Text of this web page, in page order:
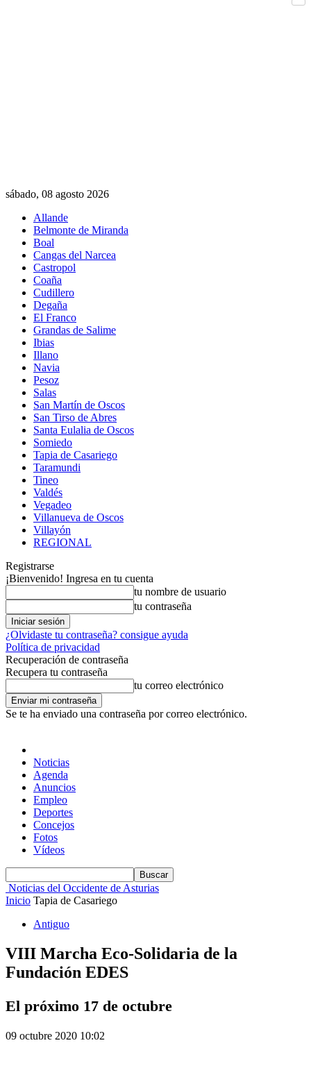
sábado, 08 agosto 2026
Allande
Belmonte de Miranda
Boal
Cangas del Narcea
Castropol
Coaña
Cudillero
Degaña
El Franco
Grandas de Salime
Ibias
Illano
Navia
Pesoz
Salas
San Martín de Oscos
San Tirso de Abres
Santa Eulalia de Oscos
Somiedo
Tapia de Casariego
Taramundi
Tineo
Valdés
Vegadeo
Villanueva de Oscos
Villayón
REGIONAL
Registrarse
¡Bienvenido! Ingresa en tu cuenta
tu nombre de usuario
tu contraseña
¿Olvidaste tu contraseña? consigue ayuda
Política de privacidad
Recuperación de contraseña
Recupera tu contraseña
tu correo electrónico
Se te ha enviado una contraseña por correo electrónico.
Noticias
Agenda
Anuncios
Empleo
Deportes
Concejos
Fotos
Vídeos
Noticias del Occidente de Asturias
Inicio Tapia de Casariego
Antiguo
VIII Marcha Eco-Solidaria de la
Fundación EDES
El próximo 17 de octubre
09 octubre 2020 10:02